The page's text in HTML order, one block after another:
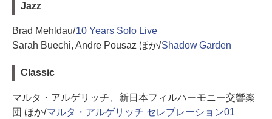
Jazz
Brad Mehldau/10 Years Solo Live
Sarah Buechi, Andre Pousaz ほか/Shadow Garden
Classic
マルタ・アルゲリッチ、新日本フィルハーモニー交響楽
団 ほか/マルタ・アルゲリッチ セレブレーション01